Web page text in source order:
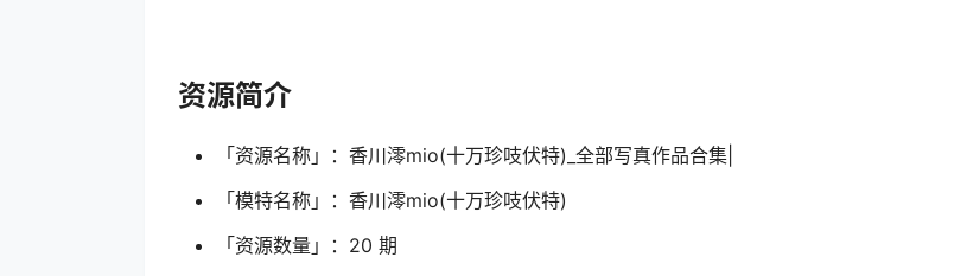
资源简介
「资源名称」：香川澪mio(十万珍吱伏特)_全部写真作品合集|
「模特名称」：香川澪mio(十万珍吱伏特)
「资源数量」：20 期